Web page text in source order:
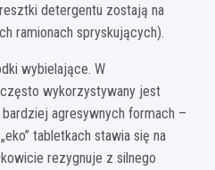
detergentu zostają na
ramionach spryskujących).
wybielające. W
wykorzystywany jest
agresywnych formach –
tabletkach stawia się na
rezygnuje z silnego